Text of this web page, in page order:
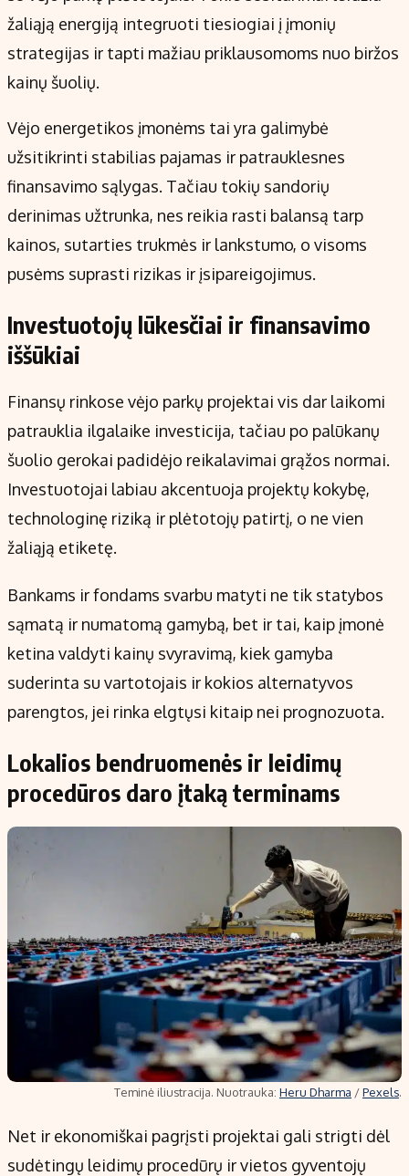
žaliąją energiją integruoti tiesiogiai į įmonių
strategijas ir tapti mažiau priklausomoms nuo biržos
kainų šuolių.
Vėjo energetikos įmonėms tai yra galimybė
užsitikrinti stabilias pajamas ir patrauklesnes
finansavimo sąlygas. Tačiau tokių sandorių
derinimas užtrunka, nes reikia rasti balansą tarp
kainos, sutarties trukmės ir lankstumo, o visoms
pusėms suprasti rizikas ir įsipareigojimus.
Investuotojų lūkesčiai ir finansavimo
iššūkiai
Finansų rinkose vėjo parkų projektai vis dar laikomi
patrauklia ilgalaike investicija, tačiau po palūkanų
šuolio gerokai padidėjo reikalavimai grąžos normai.
Investuotojai labiau akcentuoja projektų kokybę,
technologinę riziką ir plėtotojų patirtį, o ne vien
žaliąją etiketę.
Bankams ir fondams svarbu matyti ne tik statybos
sąmatą ir numatomą gamybą, bet ir tai, kaip įmonė
ketina valdyti kainų svyravimą, kiek gamyba
suderinta su vartotojais ir kokios alternatyvos
parengtos, jei rinka elgtųsi kitaip nei prognozuota.
Lokalios bendruomenės ir leidimų
procedūros daro įtaką terminams
Teminė iliustracija. Nuotrauka: Heru Dharma /Pexels.
Net ir ekonomiškai pagrįsti projektai gali strigti dėl
sudėtingų leidimų procedūrų ir vietos gyventojų